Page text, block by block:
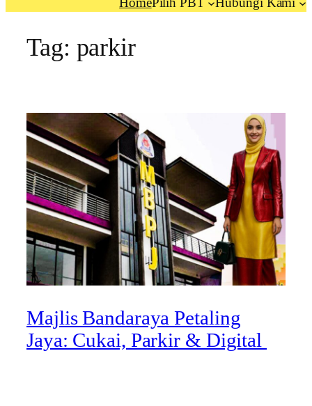
HomePilih PBT Hubungi Kami
Tag: parkir
Majlis Bandaraya Petaling
Jaya: Cukai, Parkir & Digital